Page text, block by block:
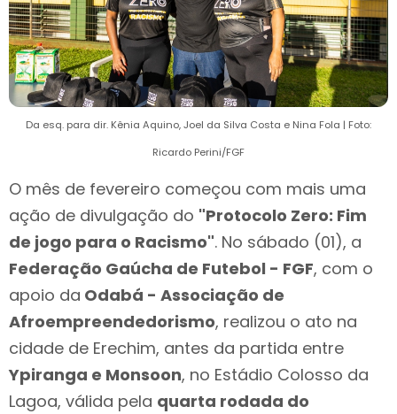
Da esq. para dir. Kênia Aquino, Joel da Silva Costa e Nina Fola | Foto:
Ricardo Perini/FGF
O mês de fevereiro começou com mais uma
ação de divulgação do "Protocolo Zero: Fim
de jogo para o Racismo". No sábado (01), a
Federação Gaúcha de Futebol - FGF, com o
apoio da Odabá - Associação de
Afroempreendedorismo, realizou o ato na
cidade de Erechim, antes da partida entre
Ypiranga e Monsoon, no Estádio Colosso da
Lagoa, válida pela quarta rodada do